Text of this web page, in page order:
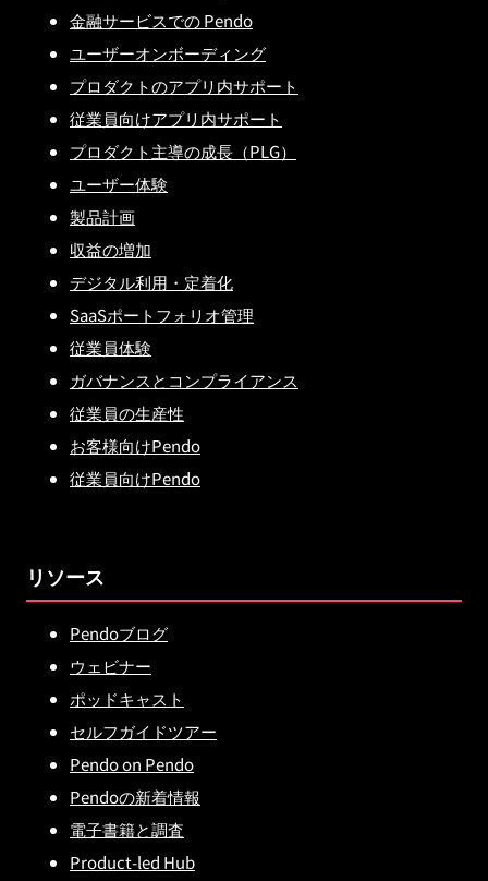
金融サービスでの Pendo
ユーザーオンボーディング
プロダクトのアプリ内サポート
従業員向けアプリ内サポート
プロダクト主導の成長（PLG）
ユーザー体験
製品計画
収益の増加
デジタル利用・定着化
SaaSポートフォリオ管理
従業員体験
ガバナンスとコンプライアンス
従業員の生産性
お客様向けPendo
従業員向けPendo
リソース
Pendoブログ
ウェビナー
ポッドキャスト
セルフガイドツアー
Pendo on Pendo
Pendoの新着情報
電子書籍と調査
Product-led Hub